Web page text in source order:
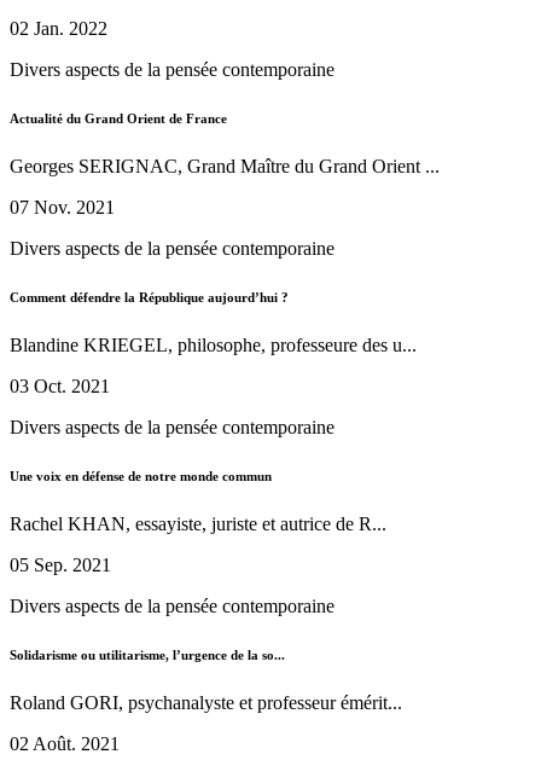
02 Jan. 2022
Divers aspects de la pensée contemporaine
Actualité du Grand Orient de France
Georges SERIGNAC, Grand Maître du Grand Orient ...
07 Nov. 2021
Divers aspects de la pensée contemporaine
Comment défendre la République aujourd’hui ?
Blandine KRIEGEL, philosophe, professeure des u...
03 Oct. 2021
Divers aspects de la pensée contemporaine
Une voix en défense de notre monde commun
Rachel KHAN, essayiste, juriste et autrice de R...
05 Sep. 2021
Divers aspects de la pensée contemporaine
Solidarisme ou utilitarisme, l’urgence de la so...
Roland GORI, psychanalyste et professeur émérit...
02 Août. 2021